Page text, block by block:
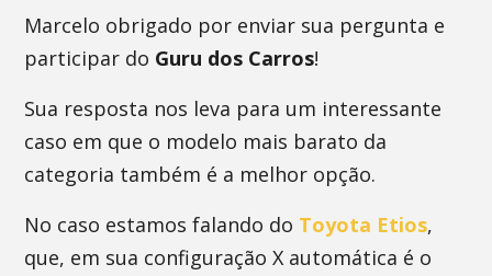
Marcelo obrigado por enviar sua pergunta e
participar do Guru dos Carros!
Sua resposta nos leva para um interessante
caso em que o modelo mais barato da
categoria também é a melhor opção.
No caso estamos falando do Toyota Etios,
que, em sua configuração X automática é o